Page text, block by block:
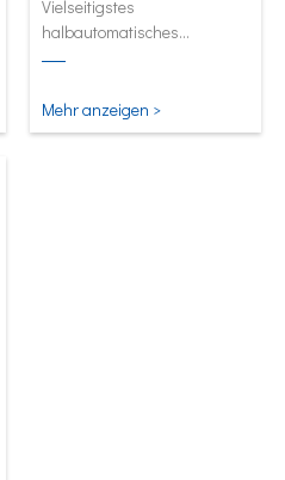
Vielseitigstes
halbautomatisches
Analysegerät für spezifische
Mehr anzeigen >